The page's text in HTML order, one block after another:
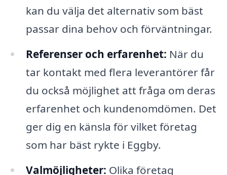
kan du välja det alternativ som bäst
passar dina behov och förväntningar.
Referenser och erfarenhet: När du
tar kontakt med flera leverantörer får
du också möjlighet att fråga om deras
erfarenhet och kundenomdömen. Det
ger dig en känsla för vilket företag
som har bäst rykte i Eggby.
Valmöjligheter: Olika företag